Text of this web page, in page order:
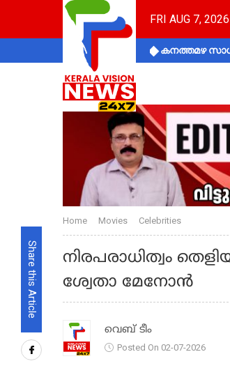
FRI AUG 7,
കനത്തമഴ
Share this Article
Home Movies Celebrities
നിരപരാധിത്വം
ശ്വേതാ മേനോൻ
വെബ് ടീം
Posted On 02-07-2026